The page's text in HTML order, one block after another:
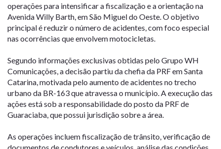
operações para intensificar a fiscalização e a orientação na
Avenida Willy Barth, em São Miguel do Oeste. O objetivo
principal é reduzir o número de acidentes, com foco especial
nas ocorrências que envolvem motocicletas.
Segundo informações exclusivas obtidas pelo Grupo WH
Comunicações, a decisão partiu da chefia da PRF em Santa
Catarina, motivada pelo aumento de acidentes no trecho
urbano da BR-163 que atravessa o município. A execução das
ações está sob a responsabilidade do posto da PRF de
Guaraciaba, que possui jurisdição sobre a área.
As operações incluem fiscalização de trânsito, verificação de